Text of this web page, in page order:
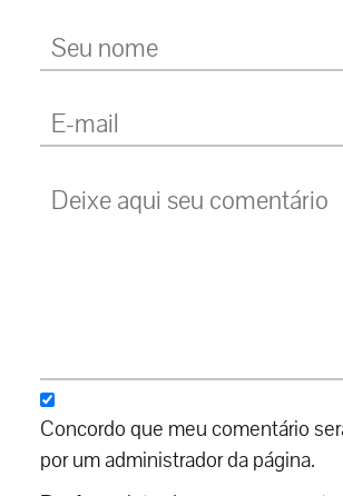
Concordo que meu comentário
por um administrador da página.